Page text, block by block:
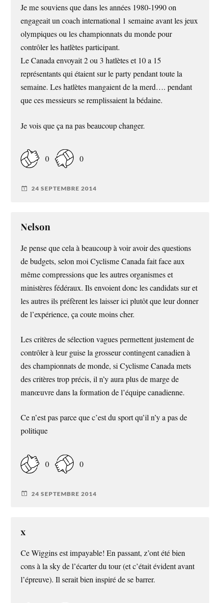
Je me souviens que dans les années 1980-1990 on
engageait un coach international 1 semaine avant les jeux
olympiques ou les championnats du monde pour
contrôler les hatlètes participant.
Le Canada envoyait 2 ou 3 hatlètes et 10 a 15
représentants qui étaient sur le party pendant toute la
semaine. Les hatlètes mangaient de la merd…. pendant
que ces messieurs se remplissaient la bédaine.
Je vois que ça na pas beaucoup changer.
0 0
24 SEPTEMBRE 2014
Nelson
Je pense que cela à beaucoup à voir avoir des questions
de budgets, selon moi Cyclisme Canada fait face aux
même compressions que les autres organismes et
ministères fédéraux. Ils envoient donc les candidats sur et
les autres ils préfèrent les laisser ici plutôt que leur donner
de l’expérience, ça coute moins cher.
Les critères de sélection vagues permettent justement de
contrôler à leur guise la grosseur contingent canadien à
des championnats de monde, si Cyclisme Canada mets
des critères trop précis, il n’y aura plus de marge de
manœuvre dans la formation de l’équipe canadienne.
Ce n’est pas parce que c’est du sport qu’il n’y a pas de
politique
0 0
24 SEPTEMBRE 2014
x
Ce Wiggins est impayable! En passant, z’ont été bien
cons à la sky de l’écarter du tour (et c’était évident avant
l’épreuve). Il serait bien inspiré de se barrer.